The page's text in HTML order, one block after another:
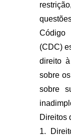
(CDC)
direito
sobre
sobre
Direitos
1.